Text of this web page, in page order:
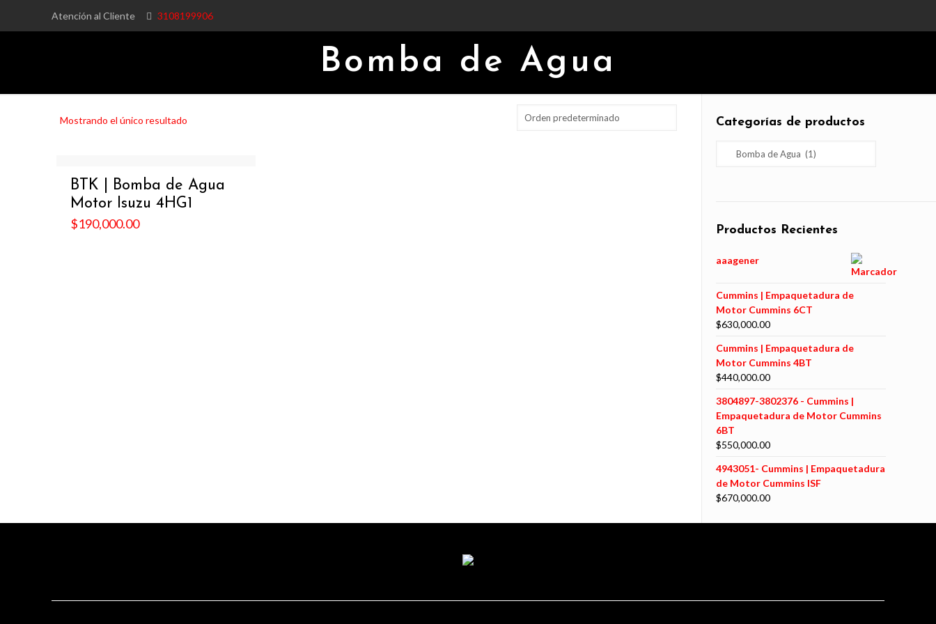
Atención al Cliente 3108199906
Bomba de Agua
Mostrando el único resultado
BTK | Bomba de Agua
Motor Isuzu 4HG1
$190,000.00
Categorías de productos
Productos Recientes
aaagener
Cummins | Empaquetadura de
Motor Cummins 6CT
$630,000.00
Cummins | Empaquetadura de
Motor Cummins 4BT
$440,000.00
3804897-3802376 - Cummins |
Empaquetadura de Motor Cummins
6BT
$550,000.00
4943051- Cummins | Empaquetadura
de Motor Cummins ISF
$670,000.00